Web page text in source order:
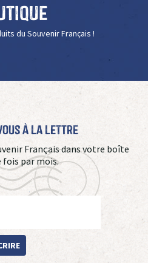
du Souvenir Français !
à La Lettre
Français dans votre boîte
fois par mois.